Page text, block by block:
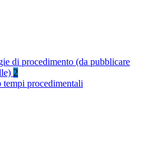
di procedimento (da pubblicare
2
procedimentali